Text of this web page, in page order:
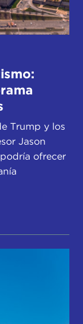
Trump y los
Jason
ofrecer